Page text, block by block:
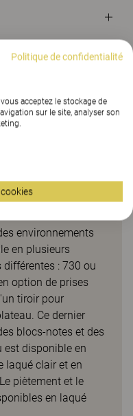
roulettes peut être
variés, tels que
environnements
en plusieurs
: 730 ou
option de prises
tiroir pour
Ce dernier
blocs-notes et des
est disponible en
laqué clair et en
piètement et le
en laqué
Politique de confidentialité
acceptez le stockage de
sur le site, analyser son